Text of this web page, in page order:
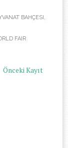
BAHÇESI
FAIR
Önceki Kayıt